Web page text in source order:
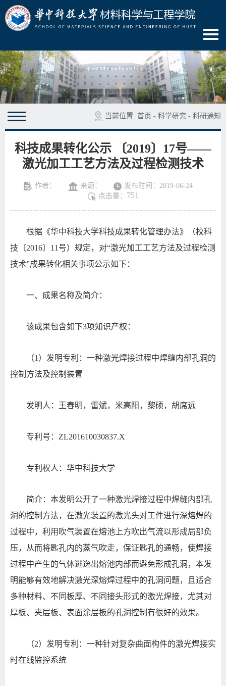
当前位置: 首页 - 科学研究 - 科研通知
科技成果转化公示 ​〔2019〕17号——
激光加工工艺方法及过程检测技术
作者： 来源：
发布时间：2019-06-24
点击量： 751
根据《华中科技大学科技成果转化管理办法》（校科
技〔2016〕11号）规定，对“激光加工工艺方法及过程检测
技术”成果转化相关事项公示如下：
一、成果名称及简介：
该成果包含如下3项知识产权：
（1）发明专利：一种激光焊接过程中焊缝内部孔洞的
控制方法及控制装置
发明人：王春明，雷斌，米高阳，黎硕，胡席远
专利号：ZL201610030837.X
专利权人：华中科技大学
简介：本发明公开了一种激光焊接过程中焊缝内部孔
洞的控制方法，在激光装置的激光头对工件进行深熔焊的
过程中，利用吹气装置在熔池上方吹出气流以形成局部负
压，从而将匙孔内的蒸气吹走，保证匙孔的通畅，使焊接
过程中产生的气体逃逸出熔池内部而避免形成孔洞，本发
明能够有效地解决激光深熔焊过程中的孔洞问题，且适合
多种材料、不同板厚、不同接头形式的激光焊接，尤其对
厚板、夹层板、表面涂层板的孔洞控制有很好的效果。
（2）发明专利：一种针对复杂曲面构件的激光焊接实
时在线监控系统